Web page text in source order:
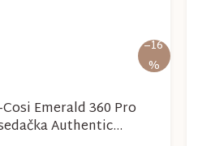
–16
%
Emerald 360 Pro
Authentic